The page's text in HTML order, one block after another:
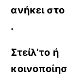
ανήκει στο
.